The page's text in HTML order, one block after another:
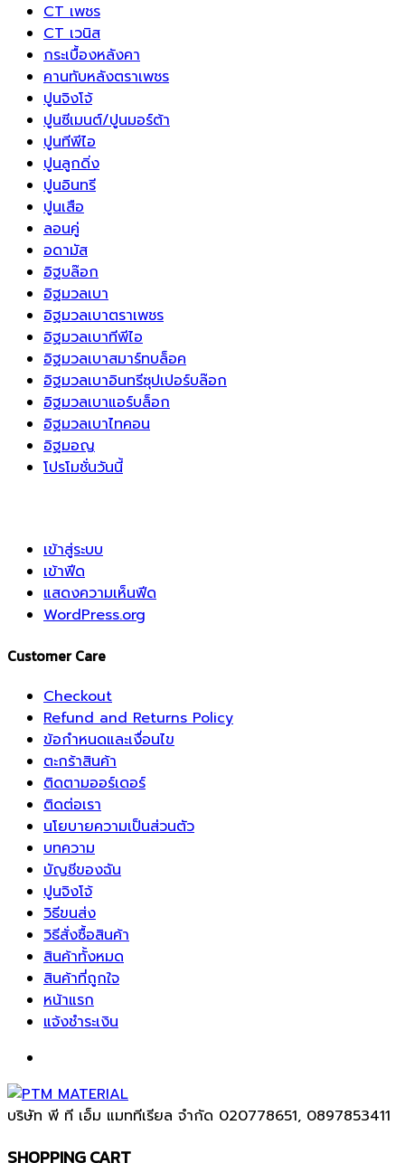
CT เพชร
CT เวนิส
กระเบื้องหลังคา
คานทับหลังตราเพชร
ปูนจิงโจ้
ปูนซีเมนต์/ปูนมอร์ต้า
ปูนทีพีไอ
ปูนลูกดิ่ง
ปูนอินทรี
ปูนเสือ
ลอนคู่
อดามัส
อิฐบล๊อก
อิฐมวลเบา
อิฐมวลเบาตราเพชร
อิฐมวลเบาทีพีไอ
อิฐมวลเบาสมาร์ทบล็อค
อิฐมวลเบาอินทรีซุปเปอร์บล๊อก
อิฐมวลเบาแอร์บล็อก
อิฐมวลเบาไทคอน
อิฐมอญ
โปรโมชั่นวันนี้
เข้าสู่ระบบ
เข้าฟีด
แสดงความเห็นฟีด
WordPress.org
Customer Care
Checkout
Refund and Returns Policy
ข้อกำหนดและเงื่อนไข
ตะกร้าสินค้า
ติดตามออร์เดอร์
ติดต่อเรา
นโยบายความเป็นส่วนตัว
บทความ
บัญชีของฉัน
ปูนจิงโจ้
วิธีขนส่ง
วิธีสั่งซื้อสินค้า
สินค้าทั้งหมด
สินค้าที่ถูกใจ
หน้าแรก
แจ้งชำระเงิน
บริษัท พี ที เอ็ม แมททีเรียล จำกัด 020778651, 0897853411
SHOPPING CART